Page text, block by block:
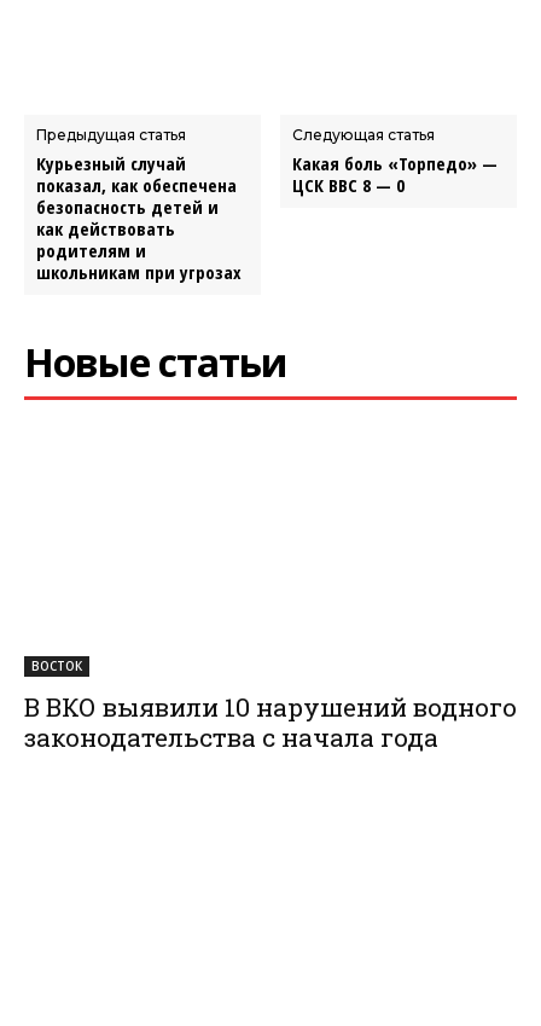
Предыдущая статья
Курьезный случай
показал, как обеспечена
безопасность детей и
как действовать
родителям и
школьникам при угрозах
Следующая статья
Какая боль «Торпедо» —
ЦСК ВВС 8 — 0
Новые статьи
ВОСТОК
В ВКО выявили 10 нарушений водного
законодательства с начала года